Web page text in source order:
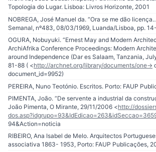
Topologia do Lugar. Lisboa: Livros Horizonte, 2001
NOBREGA, José Manuel da. “Ora se me dão
Semanal, nº483, 08/03/1969, Luanda/Lisboa, pp.
OGURA, Nobuyuki. “Ernest May and Modern
ArchiAfrika Conference Proceedings: Modern
around Independence (Dar es Salaam, Tanzania,
81-88 ( <http://archnet.org/library/documents/one-
document_id=9952)
PEREIRA, Nuno Teotónio. Escritos. Porto: FAUP
PIMENTA, João. “De servente a industrial da
João Pimenta, O Mirante, 29/11/2006 <http://
94&Action=noticia
RIBEIRO, Ana Isabel de Melo. Arquitectos
associativa 1863- 1953, Porto: FAUP Publicações,